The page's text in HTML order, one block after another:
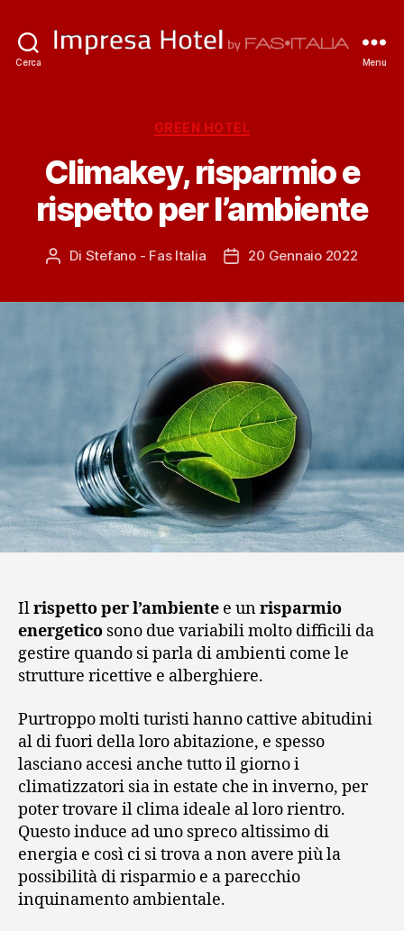
Cerca Menu
Categorie
GREEN HOTEL
Climakey, risparmio e
rispetto per l’ambiente
Autore
Di Stefano - Fas Italia
Data20 Gennaio 2022
Ilrispetto per l’ambiente e unrisparmio
energetico sono due variabili molto difficili da
gestire quando si parla di ambienti come le
strutture ricettive e alberghiere.
Purtroppo molti turisti hanno cattive abitudini
al di fuori della loro abitazione, e spesso
lasciano accesi anche tutto il giorno i
climatizzatori sia in estate che in inverno, per
poter trovare il clima ideale al loro rientro.
Questo induce ad uno spreco altissimo di
energia e così ci si trova a non avere più la
possibilità di risparmio e a parecchio
inquinamento ambientale.